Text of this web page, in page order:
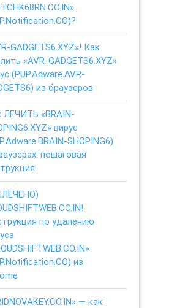
GADGETS6.XYZ»! Как
«AVR-GADGETS6.XYZ»
(PUP.Adware.AVR-
из браузеров
ЛЕЧИТЬ «BRAIN-
вирус
SHOPING6)
пошаговая
по удалению
из
— как